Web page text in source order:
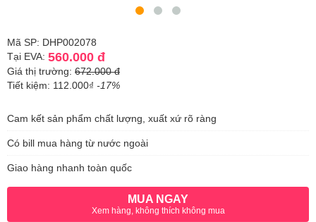
Mã SP: DHP002078
Tại EVA: 560.000 đ
Giá thị trường: 672.000 đ
Tiết kiệm: 112.000₫ -17%
Cam kết sản phẩm chất lượng, xuất xứ rõ ràng
Có bill mua hàng từ nước ngoài
Giao hàng nhanh toàn quốc
MUA NGAY
Xem hàng, không thích không mua